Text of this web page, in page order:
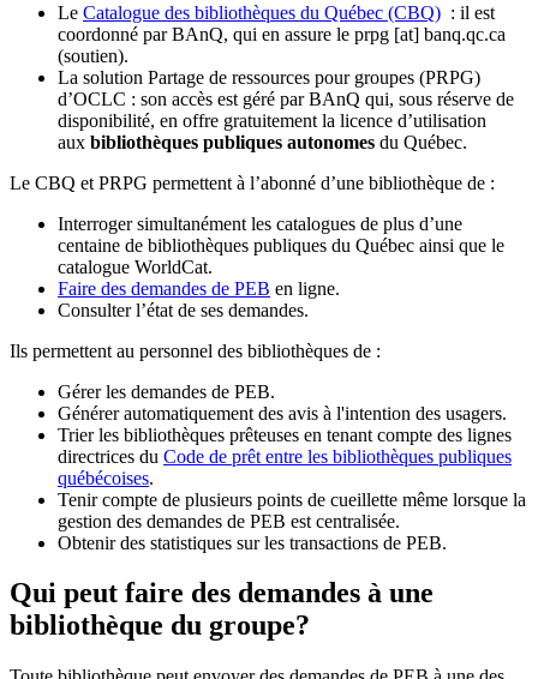
Le Catalogue des bibliothèques du Québec (CBQ) : il est
coordonné par BAnQ, qui en assure le prpg [at] banq.qc.ca
(soutien).
La solution Partage de ressources pour groupes (PRPG)
d’OCLC : son accès est géré par BAnQ qui, sous réserve de
disponibilité, en offre gratuitement la licence d’utilisation
aux bibliothèques publiques autonomes du Québec.
Le CBQ et PRPG permettent à l’abonné d’une bibliothèque de :
Interroger simultanément les catalogues de plus d’une
centaine de bibliothèques publiques du Québec ainsi que le
catalogue WorldCat.
Faire des demandes de PEB en ligne.
Consulter l’état de ses demandes.
Ils permettent au personnel des bibliothèques de :
Gérer les demandes de PEB.
Générer automatiquement des avis à l'intention des usagers.
Trier les bibliothèques prêteuses en tenant compte des lignes
directrices du Code de prêt entre les bibliothèques publiques
québécoises.
Tenir compte de plusieurs points de cueillette même lorsque la
gestion des demandes de PEB est centralisée.
Obtenir des statistiques sur les transactions de PEB.
Qui peut faire des demandes à une
bibliothèque du groupe?